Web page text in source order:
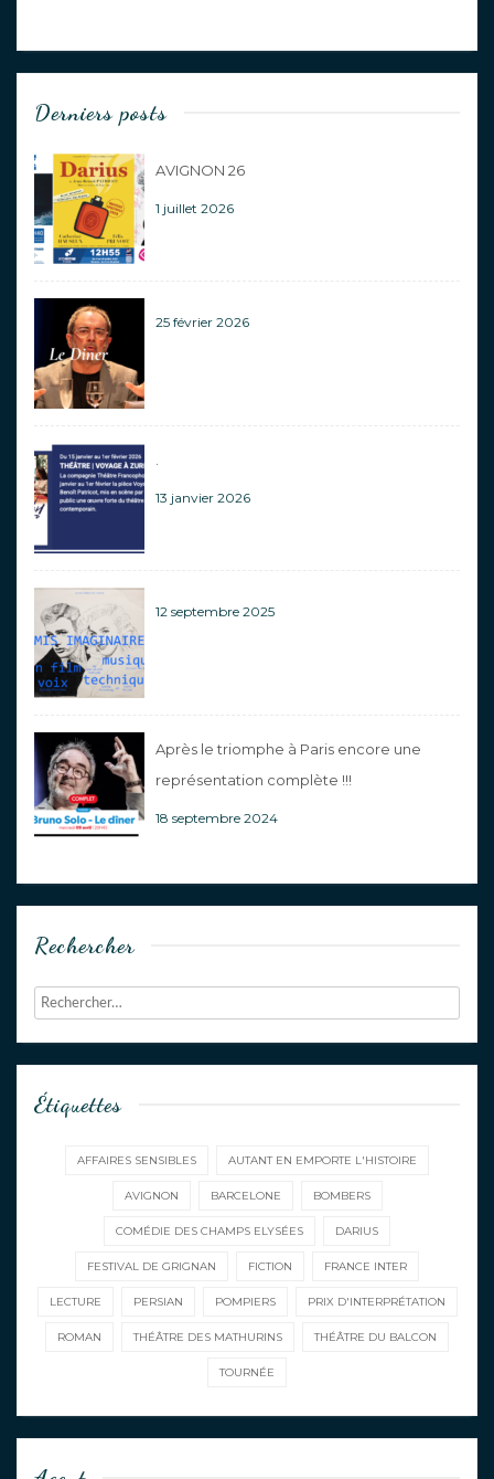
Derniers posts
AVIGNON 26
1 juillet 2026
25 février 2026
.
13 janvier 2026
12 septembre 2025
Après le triomphe à Paris encore une
représentation complète !!!
18 septembre 2024
Rechercher
Étiquettes
AFFAIRES SENSIBLES AUTANT EN EMPORTE L'HISTOIRE
AVIGNON BARCELONE BOMBERS
COMÉDIE DES CHAMPS ELYSÉES DARIUS
FESTIVAL DE GRIGNAN FICTION FRANCE INTER
LECTURE PERSIAN POMPIERS PRIX D'INTERPRÉTATION
ROMAN THÉÂTRE DES MATHURINS THÉÂTRE DU BALCON
TOURNÉE